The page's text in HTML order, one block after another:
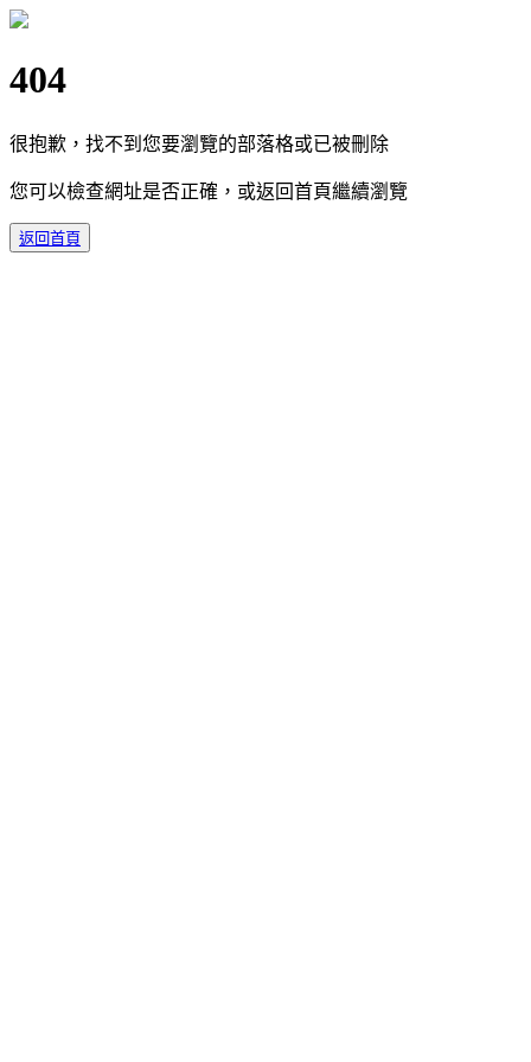
404
很抱歉，找不到您要瀏覽的部落格或已被刪除
您可以檢查網址是否正確，或返回首頁繼續瀏覽
返回首頁